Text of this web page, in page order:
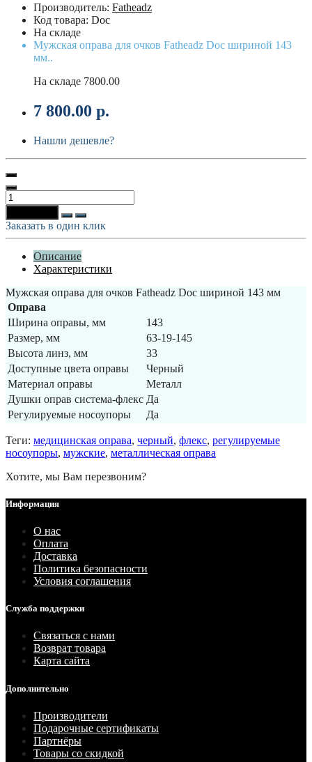
Производитель: Fatheadz
Код товара: Doc
На складе
Мужская оправа для очков Fatheadz Doc шириной 143
мм..
На складе 7800.00
7 800.00 р.
Нашли дешевле?
Заказать в один клик
Описание
Характеристики
Мужская оправа для очков Fatheadz Doc шириной 143 мм
Оправа
Ширина оправы, мм
143
Размер, мм
63-19-145
Высота линз, мм
33
Доступные цвета оправы
Черный
Материал оправы
Металл
Душки оправ система-флекс Да
Регулируемые носоупоры
Да
Теги: медицинская оправа, черный, флекс, регулируемые
носоупоры, мужские, металлическая оправа
Хотите, мы Вам перезвоним?
Информация
О нас
Оплата
Доставка
Политика безопасности
Условия соглашения
Служба поддержки
Связаться с нами
Возврат товара
Карта сайта
Дополнительно
Производители
Подарочные сертификаты
Партнёры
Товары со скидкой